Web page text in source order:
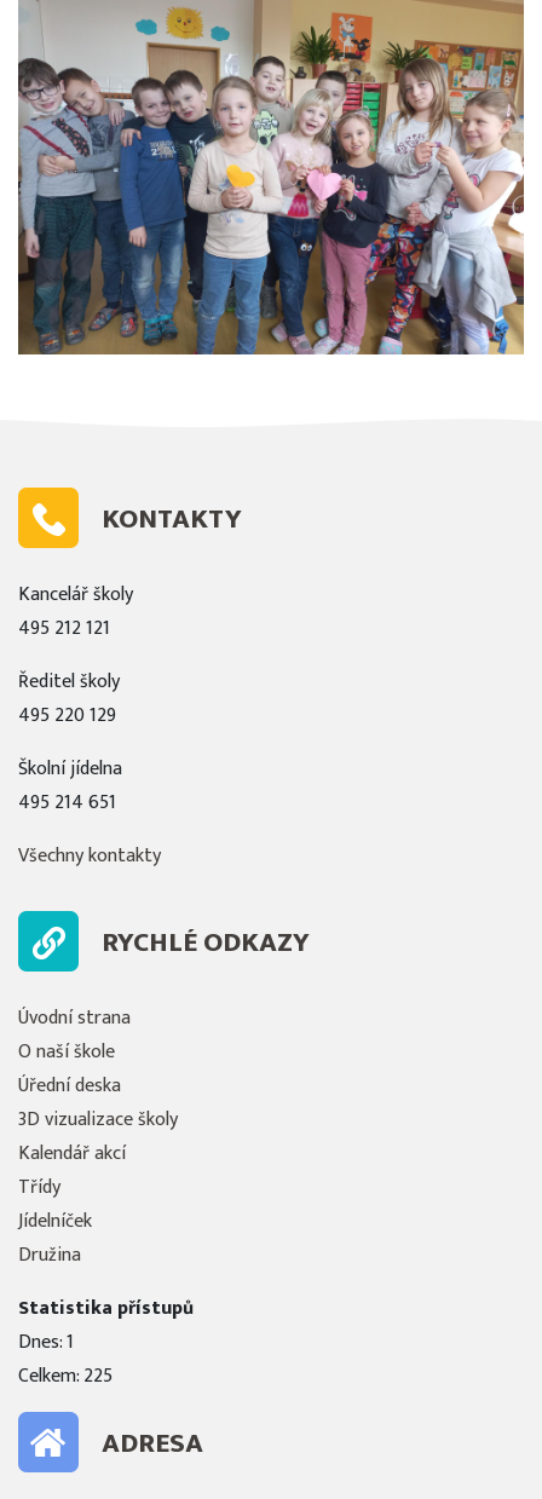
KONTAKTY
Kancelář školy
495 212 121
Ředitel školy
495 220 129
Školní jídelna
495 214 651
Všechny kontakty
RYCHLÉ ODKAZY
Úvodní strana
O naší škole
Úřední deska
3D vizualizace školy
Kalendář akcí
Třídy
Jídelníček
Družina
Statistika přístupů
Dnes: 1
Celkem: 225
ADRESA